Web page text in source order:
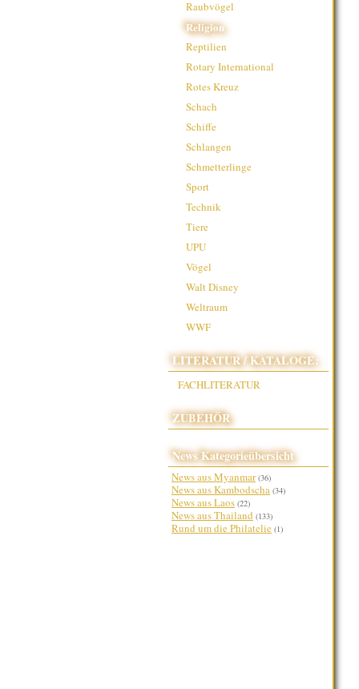
Raubvögel
Religion
Reptilien
Rotary International
Rotes Kreuz
Schach
Schiffe
Schlangen
Schmetterlinge
Sport
Technik
Tiere
UPU
Vögel
Walt Disney
Weltraum
WWF
LITERATUR / KATALOGE:
FACHLITERATUR
ZUBEHÖR
News Kategorieübersicht
News aus Myanmar (36)
News aus Kambodscha (34)
News aus Laos (22)
News aus Thailand (133)
Rund um die Philatelie (1)